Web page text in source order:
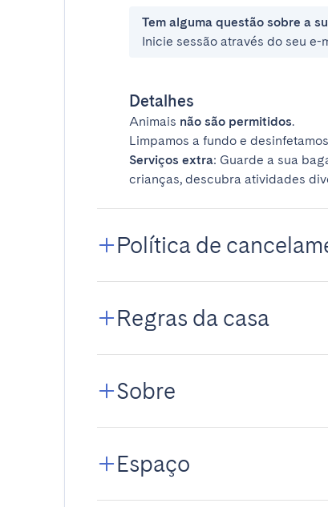
Tem alguma questão sobre a
Inicie sessão através do seu
Detalhes
Animais não são permitidos.
Limpamos a fundo e
Serviços extra: Guarde a sua
crianças, descubra atividades
Política de
Regras da casa
Sobre
Espaço